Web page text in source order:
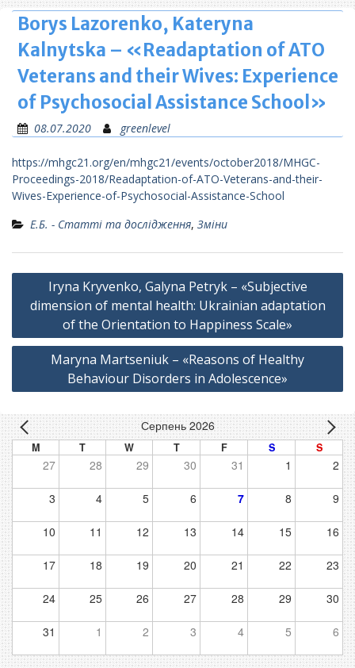
Borys Lazorenko, Kateryna
Kalnytska – «Readaptation of ATO
Veterans and their Wives: Experience
of Psychosocial Assistance School»
08.07.2020 greenlevel
https://mhgc21.org/en/mhgc21/events/october2018/MHGC-
Proceedings-2018/Readaptation-of-ATO-Veterans-and-their-
Wives-Experience-of-Psychosocial-Assistance-School
Е.Б. - Статті та дослідження, Зміни
Навігація
записів
Iryna Kryvenko, Galyna Petryk – «Subjective
dimension of mental health: Ukrainian adaptation
of the Orientation to Happiness Scale»
Maryna Martseniuk – «Reasons of Healthy
Behaviour Disorders in Adolescence»
Серпень 2026
M T W T F S S
27 28 29 30 31 1 2
3 4 5 6 7 8 9
10 11 12 13 14 15 16
17 18 19 20 21 22 23
24 25 26 27 28 29 30
31 1 2 3 4 5 6